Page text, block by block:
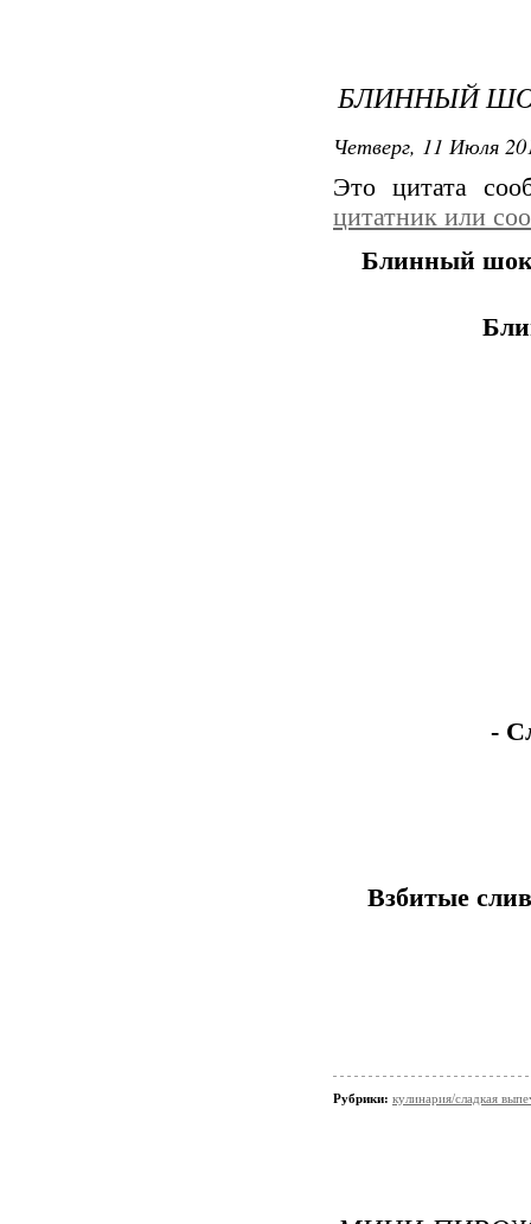
БЛИННЫЙ
Четверг, 11 Июля
Это цитата
цитатник или
Блинный
-
Взбитые
Рубрики: кулинария/сладкая